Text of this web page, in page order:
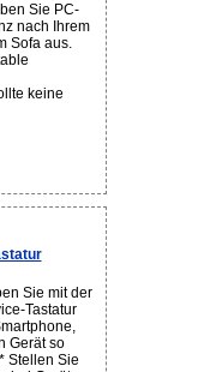
Sie PC-
nach Ihrem
Sofa aus.
keine
Sie mit der
Tastatur
Gerät so
Stellen Sie